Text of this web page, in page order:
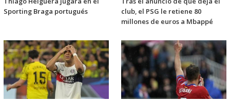
Sporting Braga portugués
club, el PSG le retiene 80
millones de euros a Mbappé